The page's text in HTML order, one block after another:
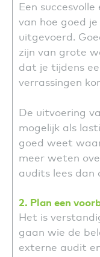
Een
van hoe goed
uitgevoerd.
zijn van grote
dat je tijdens
verrassingen
De uitvoering
mogelijk als
goed weet
meer weten
audits lees dan
2. Plan een
Het is
gaan wie de
externe audit